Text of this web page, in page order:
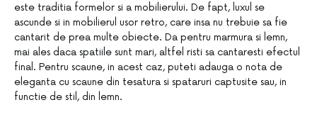
este traditia formelor si a mobilierului. De fapt, luxul se
ascunde si in mobilierul usor retro, care insa nu trebuie sa fie
cantarit de prea multe obiecte. Da pentru marmura si lemn,
mai ales daca spatiile sunt mari, altfel risti sa cantaresti efectul
final. Pentru scaune, in acest caz, puteti adauga o nota de
eleganta cu scaune din tesatura si spataruri captusite sau, in
functie de stil, din lemn.